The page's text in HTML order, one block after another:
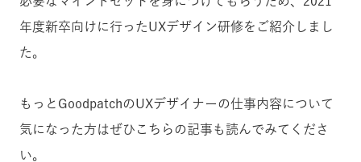
年度新卒向けに行ったUXデザイン研修をご紹介しまし
た。
もっとGoodpatchのUXデザイナーの仕事内容について
気になった方はぜひこちらの記事も読んでみてくださ
い。